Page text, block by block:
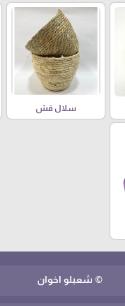
سلال قش
© شعبلو اخوان